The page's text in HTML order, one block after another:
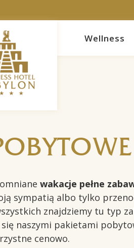
Wellness
wakacje pełne
sympatią albo tylko
znajdziemy tu typ
naszymi pakietami
cenowo.